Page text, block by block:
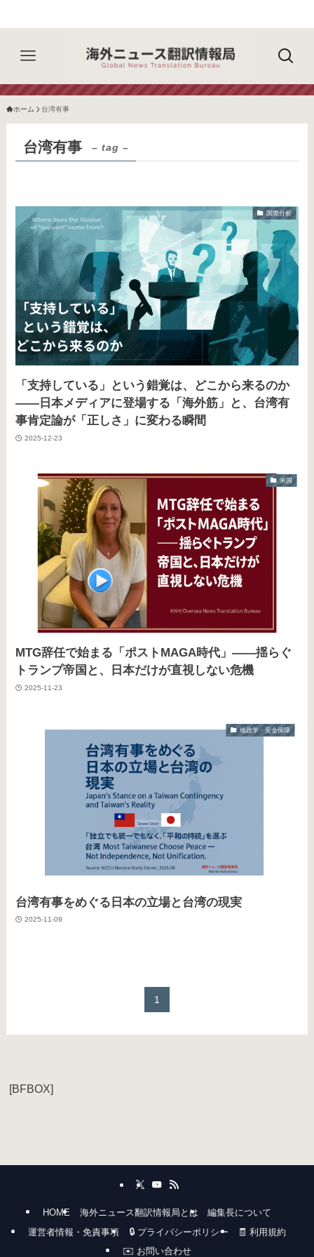
ホーム 台湾有事
台湾有事 – tag –
国際分析
「支持している」という錯覚は、どこから来るのか
――日本メディアに登場する「海外筋」と、台湾有
事肯定論が「正しさ」に変わる瞬間
2025-12-23
米国
MTG辞任で始まる「ポストMAGA時代」――揺らぐ
トランプ帝国と、日本だけが直視しない危機
2025-11-23
地政学・安全保障
台湾有事をめぐる日本の立場と台湾の現実
2025-11-09
1
[BFBOX]
HOME 海外ニュース翻訳情報局とは
編集長について
運営者情報・免責事項
🔒 プライバシーポリシー
🧾 利用規約
✉️ お問い合わせ